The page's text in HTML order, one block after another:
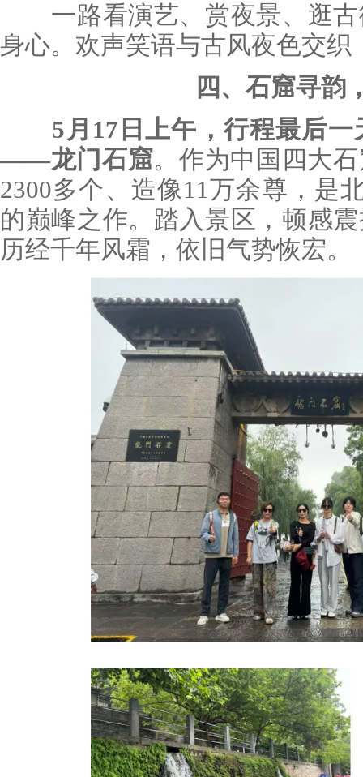
一路看演艺、赏夜景、逛古
身心。欢声笑语与古风夜色交
四、石窟寻韵
5月17日上午，行程最后
——龙门石窟。作为中国四大
2300多个、造像11万余尊，是
的巅峰之作。踏入景区，顿感
历经千年风霜，依旧气势恢宏。